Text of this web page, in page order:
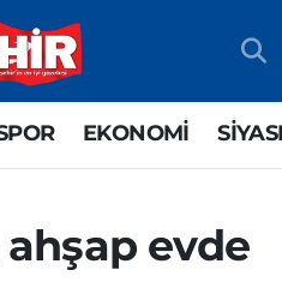
EKONOMİ
evde
Eczaneler
Haritası
Durumu ve Fikstür